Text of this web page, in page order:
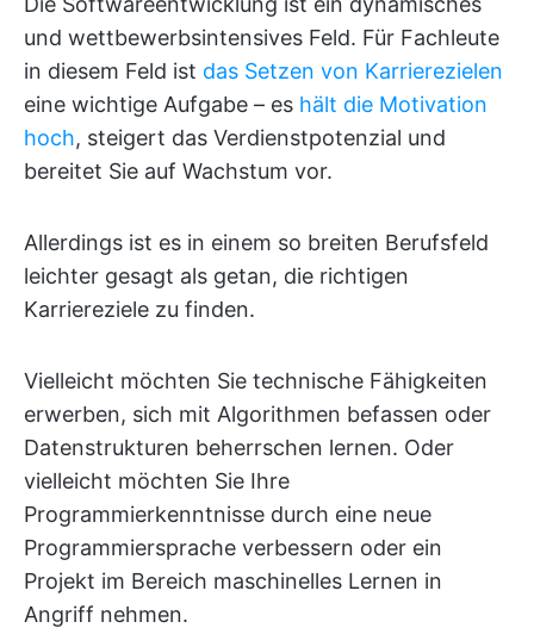
und wettbewerbsintensives Feld. Für Fachleute
in diesem Feld ist das Setzen von Karrierezielen
eine wichtige Aufgabe – es hält die Motivation
hoch, steigert das Verdienstpotenzial und
bereitet Sie auf Wachstum vor.
Allerdings ist es in einem so breiten Berufsfeld
leichter gesagt als getan, die richtigen
Karriereziele zu finden.
Vielleicht möchten Sie technische Fähigkeiten
erwerben, sich mit Algorithmen befassen oder
Datenstrukturen beherrschen lernen. Oder
vielleicht möchten Sie Ihre
Programmierkenntnisse durch eine neue
Programmiersprache verbessern oder ein
Projekt im Bereich maschinelles Lernen in
Angriff nehmen.